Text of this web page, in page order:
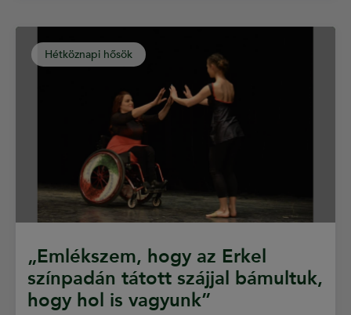
Hétköznapi hősök
„Emlékszem, hogy az Erkel
színpadán tátott szájjal bámultuk,
hogy hol is vagyunk”